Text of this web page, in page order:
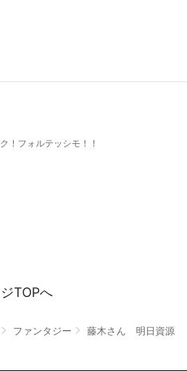
！フォルテッシモ！！
TOPへ
ファンタジー
藤木さん 明日資源